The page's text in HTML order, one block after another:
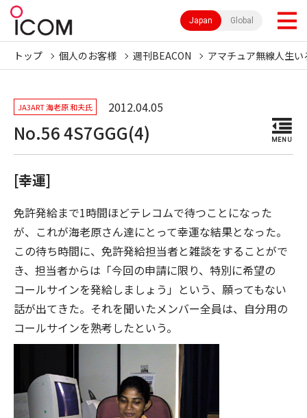
Japan Global
トップ 個人のお客様 週刊BEACON アマチュア無線人生い
JA3ART 海老原 和夫氏 2012.04.05
No.56 4S7GGG(4) MENU
[幸運]
免許発給まで1時間ほどテレコムで待つことになった
が、これが海老原さん達にとって幸運な結果となった。
この待ち時間に、免許発給担当者と雑談をすることがで
き、担当者からは「今回の申請に限り、特別に希望の
コールサインを発給しましょう」という、願ってもない
話が出てきた。それを聞いたメンバー全員は、自分用の
コールサインを熟考したという。